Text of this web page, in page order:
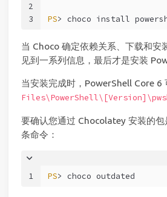
2
3
PS> choco install
当 Choco 确定依赖关系、下载和安
见到一系列信息，最后才是安装
当安装完成时，PowerShell Core 6
要确认您通过 Chocolatey 安装的
条命令：
1 PS> choco outdated